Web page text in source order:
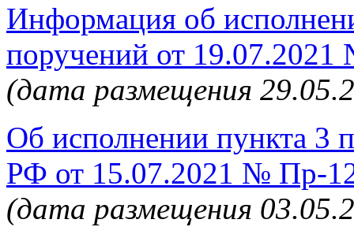
Информация об
поручений от
(дата размещения
Об исполнении пункта 3
РФ от 15.07.2021 № Пр-
(дата размещения